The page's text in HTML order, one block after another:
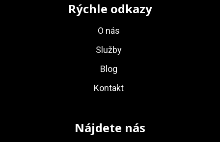
Rýchle odkazy
O nás
Služby
Blog
Kontakt
Nájdete nás